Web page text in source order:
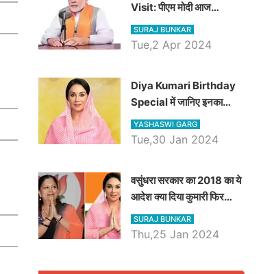
Visit: पीएम मोदी आज
राजस्थान में कोटपूतली में करेंगे
विशाल रैली, एक सभा से 8 सीटों
SURAJ BUNKAR
Tue,2 Apr 2024
Diya Kumari Birthday
Special में जानिए इनका
राजकुमारी से राजस्थान की
डिप्टी सीएम बनने तक का सफर,
YASHASWI GARG
Tue,30 Jan 2024
वसुंधरा सरकार का 2018 का ये
आदेश क्या दिया कुमारी फिर
करेंगी लागू? कांग्रेस सरकार ने
किया था निरस्त
SURAJ BUNKAR
Thu,25 Jan 2024